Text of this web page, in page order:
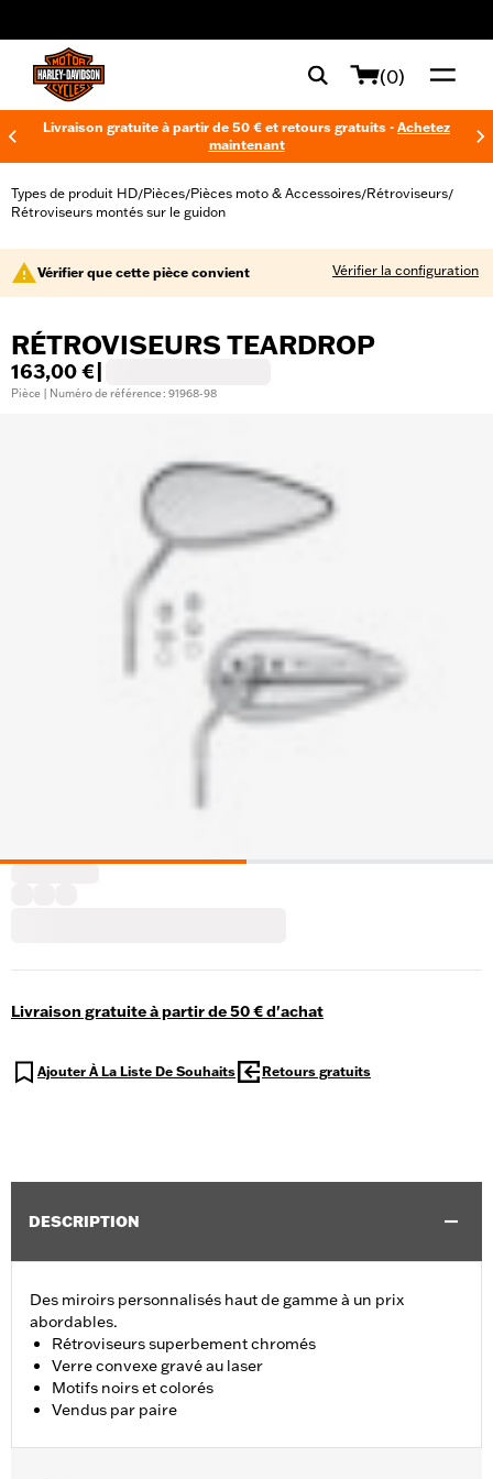
(0)
Livraison gratuite à partir de 50 € et retours gratuits - Achetez
maintenant
Types de produit HD/Pièces/Pièces moto & Accessoires/Rétroviseurs/
Rétroviseurs montés sur le guidon
Vérifier que cette pièce convient Vérifier la configuration
RÉTROVISEURS TEARDROP
163,00 €
Pièce | Numéro de référence : 91968-98
Livraison gratuite à partir de 50 € d'achat
Ajouter À La Liste De Souhaits Retours gratuits
DESCRIPTION
Des miroirs personnalisés haut de gamme à un prix
abordables.
Rétroviseurs superbement chromés
Verre convexe gravé au laser
Motifs noirs et colorés
Vendus par paire